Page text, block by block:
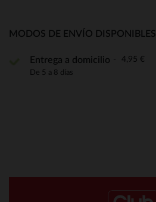
MODOS DE ENVÍO DISPONIBLES
Entrega a domicilio 4,95 €
De 5 a 8 días